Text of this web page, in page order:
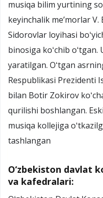
musiqa bilim yurtining
keyinchalik meʼmorlar
Sidorovlar loyihasi
binosiga koʻchib oʻtgan.
yaratilgan. Oʻtgan
Respublikasi Prezidenti
bilan Botir Zokirov
qurilishi boshlangan.
musiqa kollejiga
tashlangan
O‘zbekiston davlat
va kafedralari: